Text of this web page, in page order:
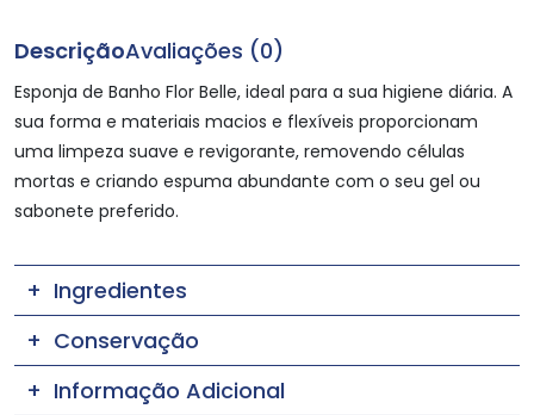
DescriçãoAvaliações (0)
Esponja de Banho Flor Belle, ideal para a sua higiene diária. A
sua forma e materiais macios e flexíveis proporcionam
uma limpeza suave e revigorante, removendo células
mortas e criando espuma abundante com o seu gel ou
sabonete preferido.
Ingredientes
Conservação
Informação Adicional